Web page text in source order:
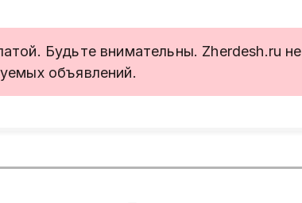
Будьте внимательны. Zherdesh.ru не
объявлений.